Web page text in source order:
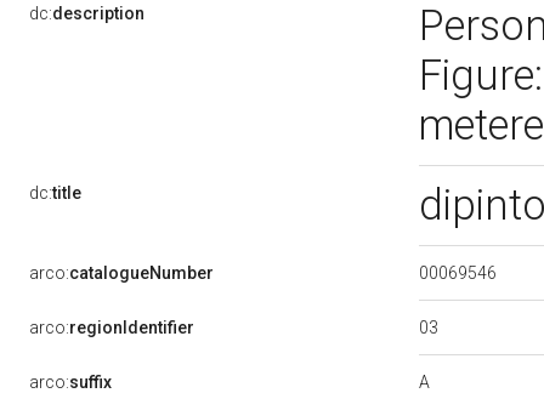
dc:description
dc:title
arco:catalogueNumber 00069546
arco:regionIdentifier 03
arco:suffix A